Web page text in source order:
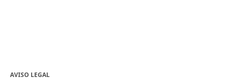
AVISO LEGAL